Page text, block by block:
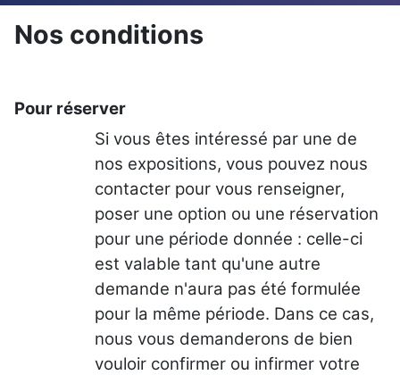
Nos conditions
Pour réserver
Si vous êtes intéressé par une de
nos expositions, vous pouvez nous
contacter pour vous renseigner,
poser une option ou une réservation
pour une période donnée : celle-ci
est valable tant qu'une autre
demande n'aura pas été formulée
pour la même période. Dans ce cas,
nous vous demanderons de bien
vouloir confirmer ou infirmer votre